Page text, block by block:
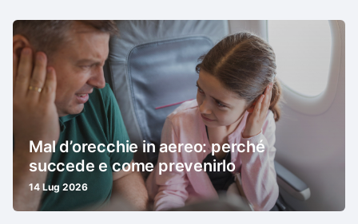
Mal d’orecchie in aereo: perché
succede e come prevenirlo
14 Lug 2026